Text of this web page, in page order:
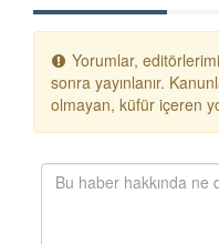
Yorumlar,
sonra yayınlanır.
olmayan, küfür içeren